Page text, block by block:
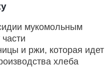
мукомольным
и ржи, которая идет
хлеба